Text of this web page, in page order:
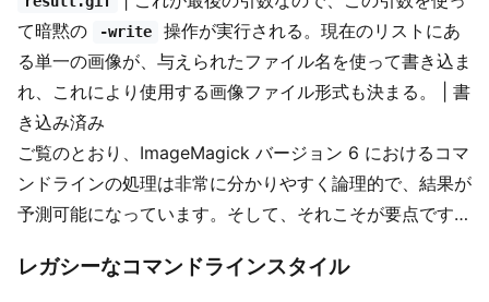
て暗黙の
-write
操作が実行される。現在のリストにあ
る単一の画像が、与えられたファイル名を使って書き込ま
れ、これにより使用する画像ファイル形式も決まる。 | 書
き込み済み
ご覧のとおり、ImageMagick バージョン 6 におけるコマ
ンドラインの処理は非常に分かりやすく論理的で、結果が
予測可能になっています。そして、それこそが要点です…
レガシーなコマンドラインスタイル